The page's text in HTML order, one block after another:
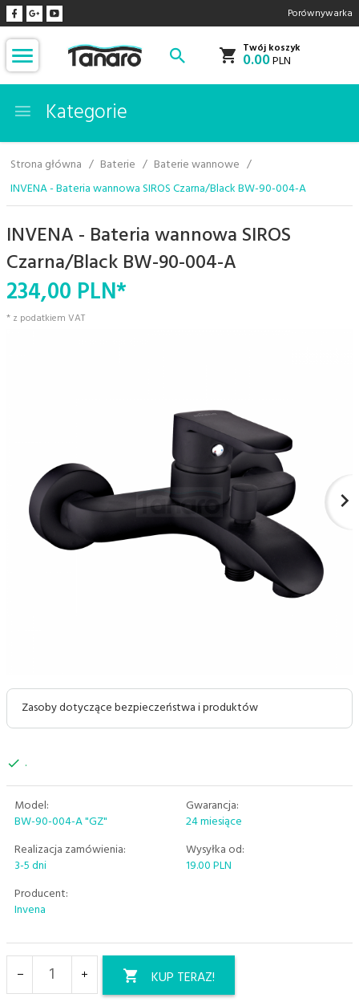
Porównywarka
Twój koszyk
0.00PLN
Kategorie
Strona główna Baterie
Baterie wannowe
INVENA - Bateria wannowa SIROS Czarna/Black BW-90-004-A
INVENA - Bateria wannowa SIROS
Czarna/Black BW-90-004-A
234,00 PLN*
* z podatkiem VAT
Zasoby dotyczące bezpieczeństwa i produktów
.
Model:
BW-90-004-A "GZ"
Gwarancja:
24 miesiące
Realizacja zamówienia:
3-5 dni
Wysyłka od:
19.00 PLN
Producent:
Invena
KUP TERAZ!